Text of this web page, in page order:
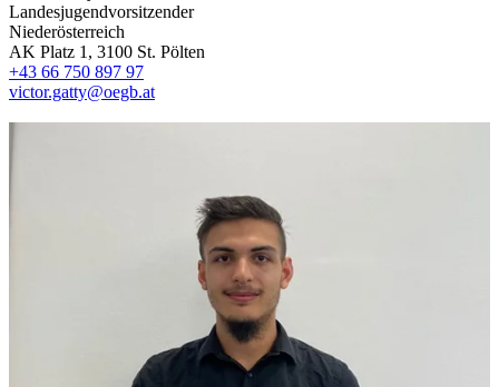
Landesjugendvorsitzender
Niederösterreich
AK Platz 1, 3100 St. Pölten
+43 66 750 897 97
victor.gatty@oegb.at